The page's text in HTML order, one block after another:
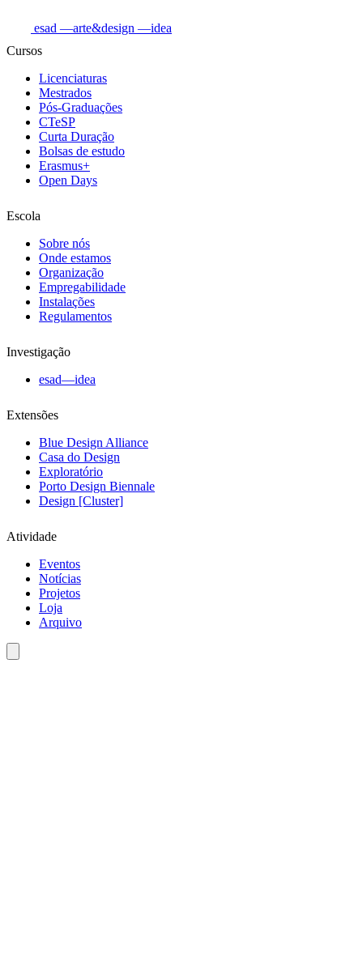
esad —arte&design —idea
Cursos
Licenciaturas
Mestrados
Pós-Graduações
CTeSP
Curta Duração
Bolsas de estudo
Erasmus+
Open Days
Escola
Sobre nós
Onde estamos
Organização
Empregabilidade
Instalações
Regulamentos
Investigação
esad—idea
Extensões
Blue Design Alliance
Casa do Design
Exploratório
Porto Design Biennale
Design [Cluster]
Atividade
Eventos
Notícias
Projetos
Loja
Arquivo